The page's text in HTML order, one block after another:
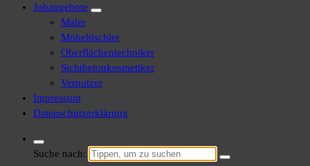
Jobangebote
Maler
Möbeltischler
Oberflächentechniker
Sichtbetonkosmetiker
Verputzer
Impressum
Datenschutzerklärung
Suche nach: